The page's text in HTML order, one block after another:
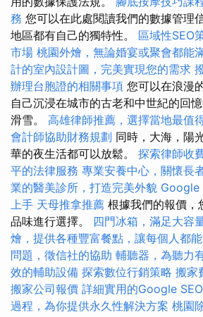
務 您可以在此處閱讀我們的數據管理
地區都有自己的獨特性。 區域性SEO
市場 桃園外燴，無論婚宴或聚會都能
計的室內設計圖，完美實現您的需求
辦理台胞證的相關事項 您可以在浪漫
自己沉浸在城市的古老和中世紀的回
滑雪。 高雄律師推薦，選擇當地最值
會計師協助財務規劃 同時，大海，陽
華的夜生活都可以放鬆。 探索律師收
平的法律服務 專業安養中心，關懷長
業的醫美診所，打造完美外貌 Google
上手 天母推拿推薦 根據我們的報價，
品味進行選擇。 四門冰箱，滿足大容
燴，提供各種豐富餐點，讓每個人都
問題，徵信社的協助 輔聽器，為聽力
效的輔助設備 探索數位行銷策略 搬家
搬家公司報價 詳細實用的Google
過程，為你提供永久性解決方案 桃園